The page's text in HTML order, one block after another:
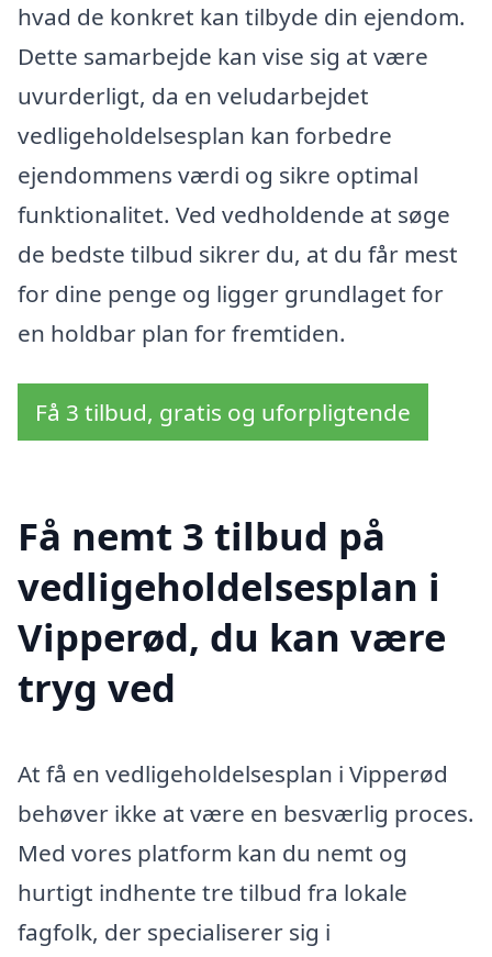
hvad de konkret kan tilbyde din ejendom.
Dette samarbejde kan vise sig at være
uvurderligt, da en veludarbejdet
vedligeholdelsesplan kan forbedre
ejendommens værdi og sikre optimal
funktionalitet. Ved vedholdende at søge
de bedste tilbud sikrer du, at du får mest
for dine penge og ligger grundlaget for
en holdbar plan for fremtiden.
Få 3 tilbud, gratis og uforpligtende
Få nemt 3 tilbud på
vedligeholdelsesplan i
Vipperød, du kan være
tryg ved
At få en vedligeholdelsesplan i Vipperød
behøver ikke at være en besværlig proces.
Med vores platform kan du nemt og
hurtigt indhente tre tilbud fra lokale
fagfolk, der specialiserer sig i